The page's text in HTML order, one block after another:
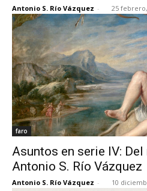
Antonio S. Río Vázquez - 25
faro
Asuntos en serie IV:
Antonio S. Río Vázquez
Antonio S. Río Vázquez - 10